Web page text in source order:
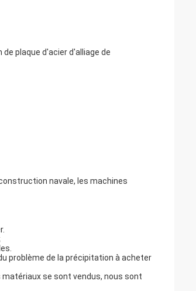
plaque d'acier d'alliage de
navale, les machines
problème de la précipitation à acheter
se sont vendus, nous sont